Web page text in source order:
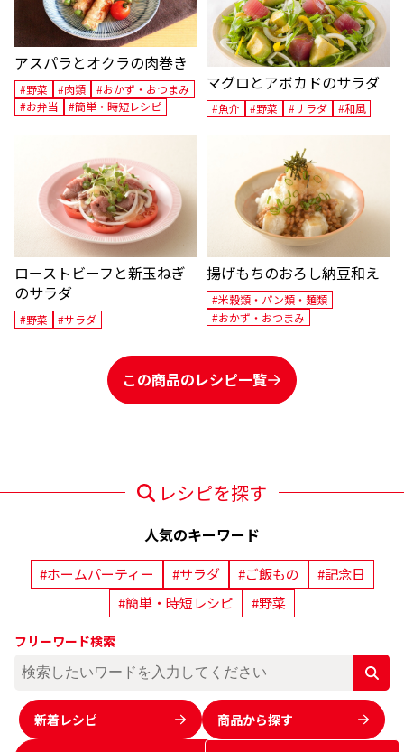
アスパラとオクラの肉巻き
#野菜 #肉類
#おかず・おつまみ
#お弁当
#簡単・時短レシピ
マグロとアボカドのサラダ
#魚介 #野菜 #サラダ #和風
ローストビーフと新玉ねぎ
のサラダ
#野菜 #サラダ
揚げもちのおろし納豆和え
#米穀類・パン類・麺類
#おかず・おつまみ
この商品のレシピ一覧
レシピを探す
人気のキーワード
#ホームパーティー #サラダ #ご飯もの
#記念日
#簡単・時短レシピ
#野菜
フリーワード検索
新着レシピ 商品から探す